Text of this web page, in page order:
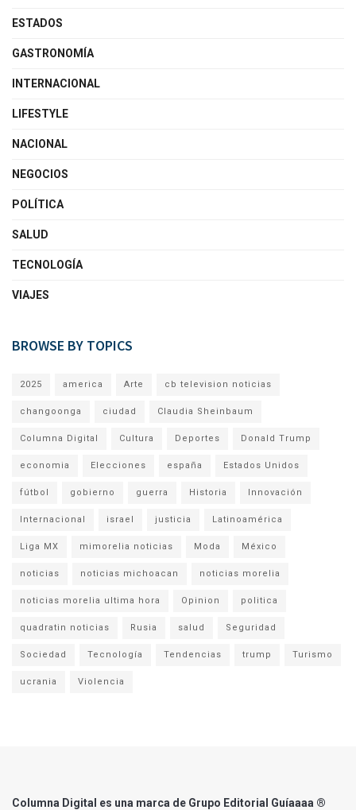
ESTADOS
GASTRONOMÍA
INTERNACIONAL
LIFESTYLE
NACIONAL
NEGOCIOS
POLÍTICA
SALUD
TECNOLOGÍA
VIAJES
BROWSE BY TOPICS
2025 america Arte cb television noticias
changoonga ciudad Claudia Sheinbaum
Columna Digital Cultura Deportes Donald Trump
economia Elecciones españa Estados Unidos
fútbol gobierno guerra Historia Innovación
Internacional israel justicia Latinoamérica
Liga MX mimorelia noticias Moda México
noticias noticias michoacan noticias morelia
noticias morelia ultima hora Opinion politica
quadratin noticias Rusia salud Seguridad
Sociedad Tecnología Tendencias trump Turismo
ucrania Violencia
Columna Digital es una marca de Grupo Editorial Guíaaaa ®